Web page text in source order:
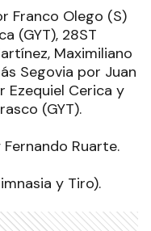
Franco Olego (S)
(GYT), 28ST
Maximiliano
Segovia por Juan
Ezequiel Cerica y
(GYT).
Ruarte.
y Tiro).